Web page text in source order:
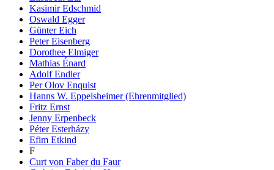
Kasimir Edschmid
Oswald Egger
Günter Eich
Peter Eisenberg
Dorothee Elmiger
Mathias Énard
Adolf Endler
Per Olov Enquist
Hanns W. Eppelsheimer (Ehrenmitglied)
Fritz Ernst
Jenny Erpenbeck
Péter Esterházy
Efim Etkind
F
Curt von Faber du Faur